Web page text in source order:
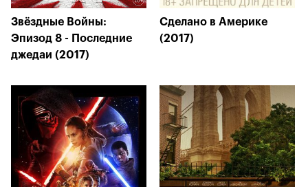
Звёздные Войны:
Эпизод 8 - Последние
джедаи (2017)
Сделано в Америке
(2017)